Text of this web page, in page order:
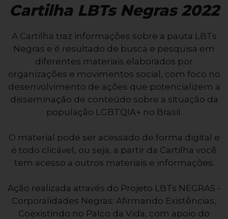
Cartilha LBTs Negras 2022
A Cartilha traz informações sobre a pauta LBTs
Negras e é resultado de busca e pesquisa em
diferentes materiais elaborados por
organizações e movimentos social, com foco no
desenvolvimento de ações que potencializem a
disseminação de conteúdo sobre a situação da
população LGBTQIA+ no Brasil.
O material pode ser acessado de forma digital e
é todo clicável, ou seja, a partir da Cartilha você
tem acesso a outros materiais e informações.
Ação realizada através do Projeto LBTs NEGRAS -
Corporalidades Negras: Afirmando Existências,
Coexistindo no Palco da Vida, com apoio do